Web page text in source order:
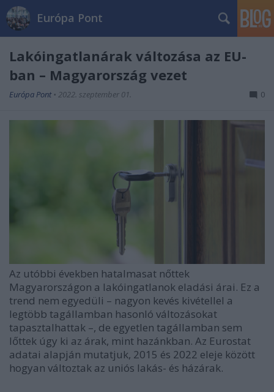
Európa Pont
Lakóingatlanárak változása az EU-
ban – Magyarország vezet
Európa Pont • 2022. szeptember 01. 0
Az utóbbi években hatalmasat nőttek
Magyarországon a lakóingatlanok eladási árai. Ez a
trend nem egyedüli – nagyon kevés kivétellel a
legtöbb tagállamban hasonló változásokat
tapasztalhattak –, de egyetlen tagállamban sem
lőttek úgy ki az árak, mint hazánkban. Az Eurostat
adatai alapján mutatjuk, 2015 és 2022 eleje között
hogyan változtak az uniós lakás- és házárak.